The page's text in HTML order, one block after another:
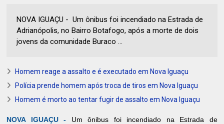
NOVA IGUAÇU - Um ônibus foi incendiado na Estrada de
Adrianópolis, no Bairro Botafogo, após a morte de dois
jovens da comunidade Buraco ...
Homem reage a assalto e é executado em Nova Iguaçu
Polícia prende homem após troca de tiros em Nova Iguaçu
Homem é morto ao tentar fugir de assalto em Nova Iguaçu
NOVA IGUAÇU - Um ônibus foi incendiado na Estrada de